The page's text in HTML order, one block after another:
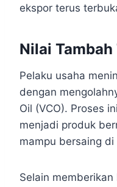
ekspor terus
Nilai
Pelaku usaha
dengan
Oil (VCO). Proses
menjadi produk
mampu bersaing di
Selain